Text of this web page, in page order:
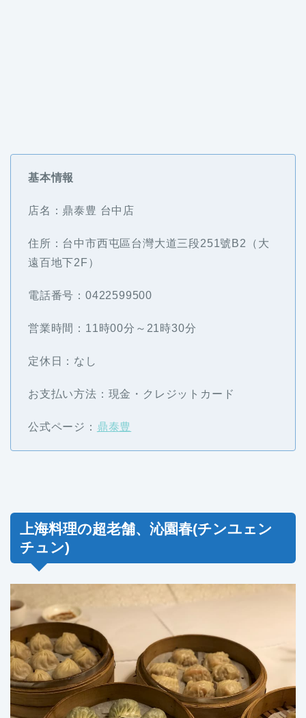
基本情報
店名：鼎泰豊 台中店
住所：台中市西屯區台灣大道三段251號B2（大
遠百地下2F）
電話番号：0422599500
営業時間：11時00分～21時30分
定休日：なし
お支払い方法：現金・クレジットカード
公式ページ： 鼎泰豊
上海料理の超老舗、沁園春(チンユェン
チュン)